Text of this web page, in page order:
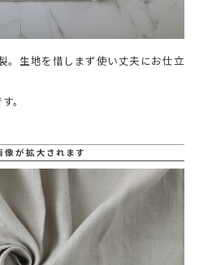
。生地を惜しまず使い丈夫にお仕立
。